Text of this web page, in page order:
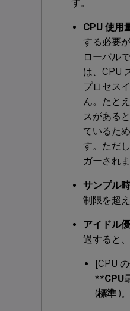
す。
CPU 使用
する必要
ローバル
は、CPU
プロセス
ん。たと
スがある
ているた
す。ただ
ガーされま
サンプル
制限を超
アイドル
過すると
[CPU
**CPU
(標準 )。